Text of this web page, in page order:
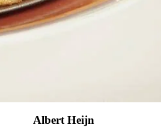
Albert Heijn